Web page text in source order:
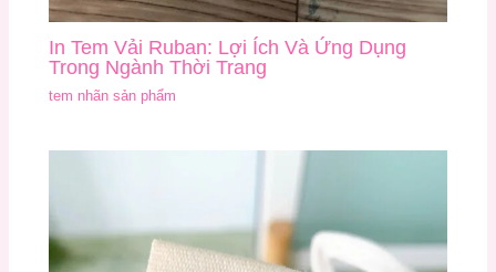
In Tem Vải Ruban: Lợi Ích Và Ứng Dụng
Trong Ngành Thời Trang
tem nhãn sản phẩm